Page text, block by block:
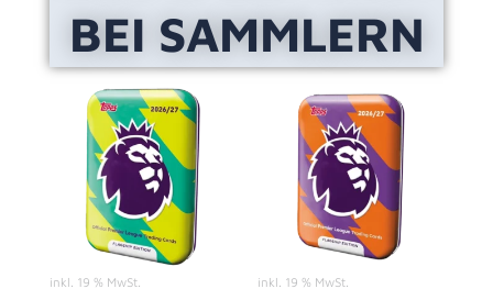
BEI SAMMLERN
inkl. 19 % MwSt.
inkl. 19 % MwSt.